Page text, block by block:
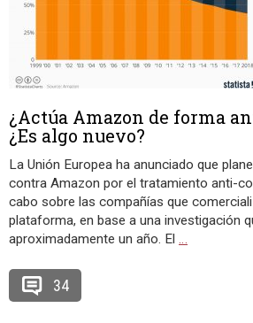
¿Actúa Amazon de forma
¿Es algo nuevo?
La Unión Europea ha anunciado que
contra Amazon por el tratamiento anti-
cabo sobre las compañías que
plataforma, en base a una investigación
aproximadamente un año. El …
34